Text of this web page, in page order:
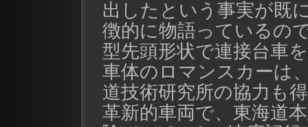
出したという事実が既
徴的に物語っているの
型先頭形状で連接台車
車体のロマンスカーは
道技術研究所の協力も
革新的車両で、東海道